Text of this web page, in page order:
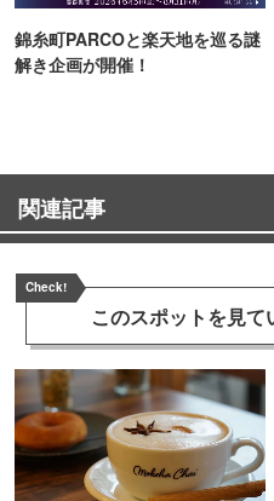
錦糸町PARCOと楽天地を巡る謎
解き企画が開催！
関連記事
Check!
このスポットを見て